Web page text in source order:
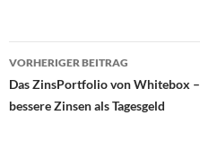
Beitrags-
Navigation
VORHERIGER BEITRAG
Das ZinsPortfolio von Whitebox –
bessere Zinsen als Tagesgeld